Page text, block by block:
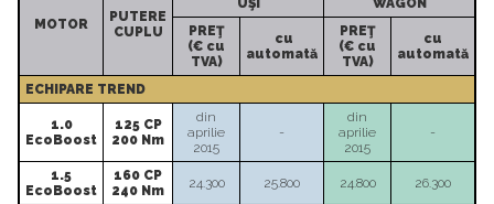
MOTOR
PUTERE
CUPLU
UŞI
WAGON
PREŢ
(€ cu
TVA)
cu
automată
PREŢ
(€ cu
TVA)
cu
automată
ECHIPARE TREND
1.0
EcoBoost
125 CP
200 Nm
din
aprilie
2015
-
din
aprilie
2015
-
1.5
EcoBoost
160 CP
240 Nm
24.300 25.800 24.800 26.300